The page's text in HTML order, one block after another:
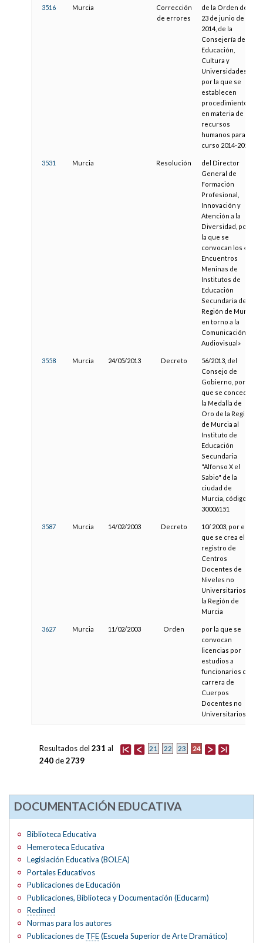
3516 Murcia
Corrección
de errores
de la Orden de
23 de junio de
2014, de la
Consejería de
Educación,
Cultura y
Universidades,
por la que se
establecen
procedimientos
en materia de
recursos
humanos para el
curso 2014-2015
3531 Murcia Resolución
del Director
General de
Formación
Profesional,
Innovación y
Atención a la
Diversidad, por
la que se
convocan los «II
Encuentros
Meninas de
Institutos de
Educación
Secundaria de la
Región de Murcia
en torno a la
Comunicación
Audiovisual»
3558 Murcia 24/05/2013 Decreto
56/2013, del
Consejo de
Gobierno, por el
que se concede
la Medalla de
Oro de la Región
de Murcia al
Instituto de
Educación
Secundaria
"Alfonso X el
Sabio" de la
ciudad de
Murcia, código
30006151
3587 Murcia 14/02/2003 Decreto
10/ 2003, por el
que se crea el
registro de
Centros
Docentes de
Niveles no
Universitarios de
la Región de
Murcia
3627 Murcia 11/02/2003 Orden
por la que se
convocan
licencias por
estudios a
funcionarios de
carrera de
Cuerpos
Docentes no
Universitarios
21 22 23 24
Resultados del 231 al
240de2739
DOCUMENTACIÓN EDUCATIVA
Biblioteca Educativa
Hemeroteca Educativa
Legislación Educativa (BOLEA)
Portales Educativos
Publicaciones de Educación
Publicaciones, Biblioteca y Documentación (Educarm)
Redined
Normas para los autores
Publicaciones de TFE(Escuela Superior de Arte Dramático)